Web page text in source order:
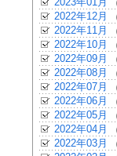
2022年12月
2022年11月
2022年10月
2022年09月
2022年08月
2022年07月
2022年06月
2022年05月
2022年04月
2022年03月